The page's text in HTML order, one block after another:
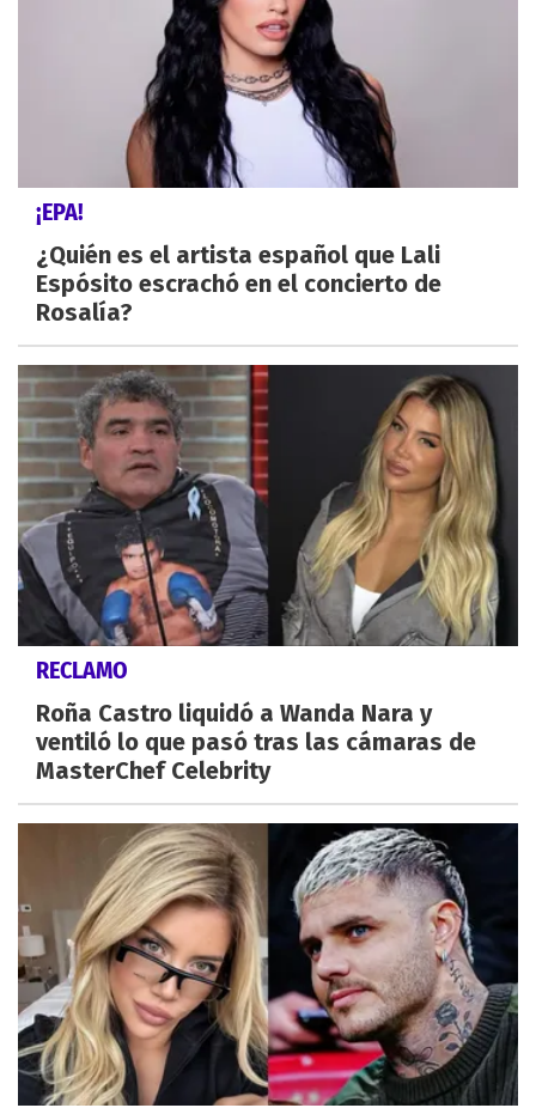
¡EPA!
¿Quién es el artista español que Lali
Espósito escrachó en el concierto de
Rosalía?
RECLAMO
Roña Castro liquidó a Wanda Nara y
ventiló lo que pasó tras las cámaras de
MasterChef Celebrity